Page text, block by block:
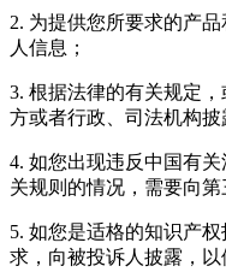
2. 为提供您所要求的产
人信息；
3. 根据法律的有关规定
方或者行政、司法机构披
4. 如您出现违反中国有
关规则的情况，需要向第
5. 如您是适格的知识产
求，向被投诉人披露，以